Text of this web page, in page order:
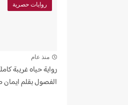
روايات حصرية
منذ عام
رواية حياه غريبة
الفصول بقلم ايمان